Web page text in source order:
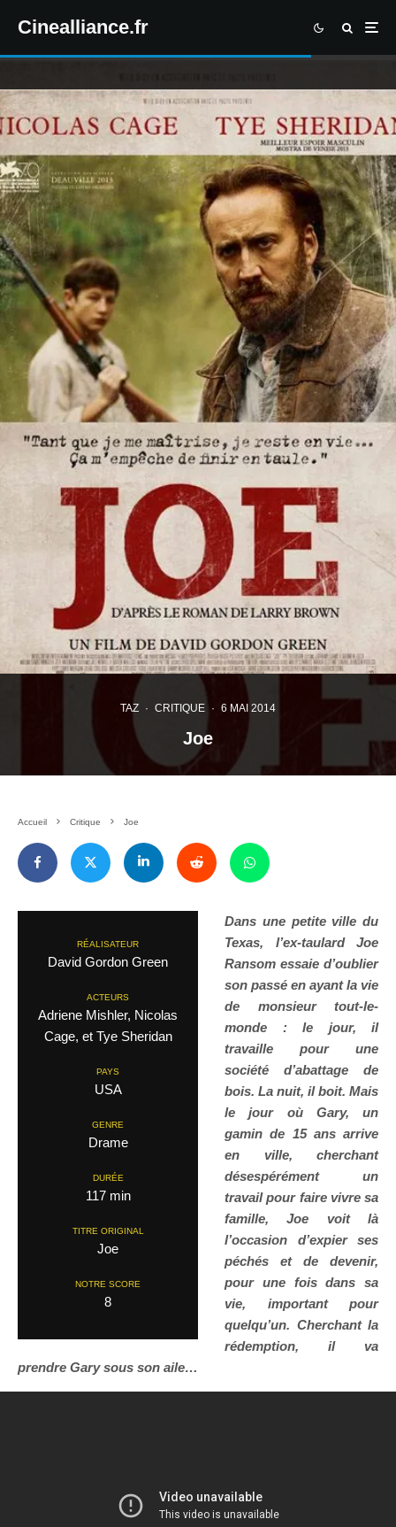
Cinealliance.fr
TAZ · CRITIQUE · 6 MAI 2014
Joe
Accueil Critique Joe
RÉALISATEUR
David Gordon Green
ACTEURS
Adriene Mishler, Nicolas
Cage, et Tye Sheridan
PAYS
USA
GENRE
Drame
DURÉE
117 min
TITRE ORIGINAL
Joe
NOTRE SCORE
8
Dans une petite ville du
Texas, l’ex-taulard Joe
Ransom essaie d’oublier
son passé en ayant la vie
de monsieur tout-le-
monde : le jour, il
travaille pour une
société d’abattage de
bois. La nuit, il boit. Mais
le jour où Gary, un
gamin de 15 ans arrive
en ville, cherchant
désespérément un
travail pour faire vivre sa
famille, Joe voit là
l’occasion d’expier ses
péchés et de devenir,
pour une fois dans sa
vie, important pour
quelqu’un. Cherchant la
rédemption, il va
prendre Gary sous son aile…